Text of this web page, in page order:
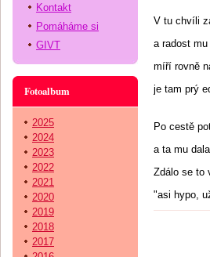
V tu chvíli
a radost
míří rovně
je tam prý
Po cestě
a ta mu
Zdálo se to
"asi hypo,
Kontakt
Pomáháme si
GIVT
Fotoalbum
2025
2024
2023
2022
2021
2020
2019
2018
2017